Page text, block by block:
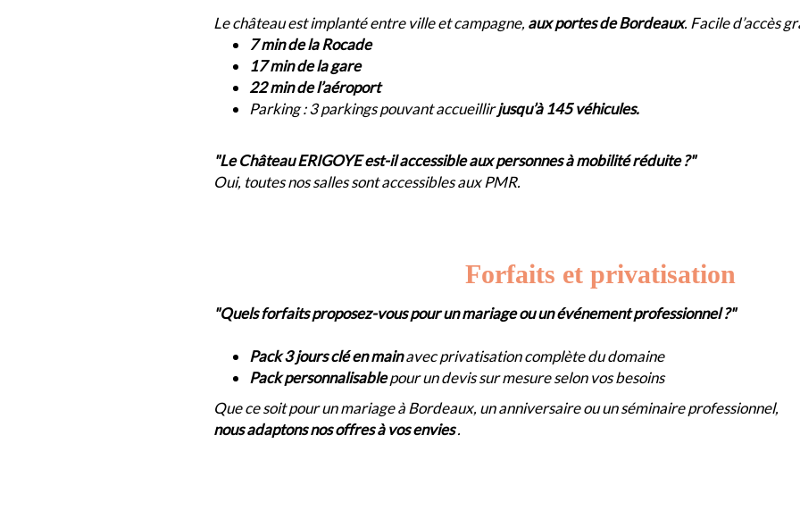
Le château est implanté entre ville et campagne, aux portes de Bordeaux. Facile d’accès
7 min de la Rocade
17 min de la gare
22 min de l’aéroport
Parking : 3 parkings pouvant accueillirjusqu’à 145 véhicules.
"Le Château ERIGOYE est-il accessible aux personnes à mobilité réduite ?"
Oui, toutes nos salles sont accessibles aux PMR.
Forfaits et privatisation
"Quels forfaits proposez-vous pour un mariage ou un événement professionnel ?"
Pack 3 jours clé en mainavec privatisation complète du domaine
Pack personnalisablepour un devis sur mesure selon vos besoins
Que ce soit pour un mariage à Bordeaux, un anniversaire ou un séminaire professionnel,
nous adaptons nos offres à vos envies.